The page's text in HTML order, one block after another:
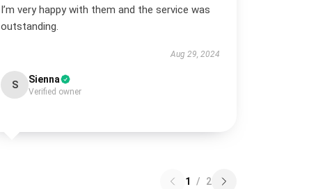
I’m very happy with them and the service was
outstanding.
Aug 29, 2024
S Sienna
Verified owner
1 / 2